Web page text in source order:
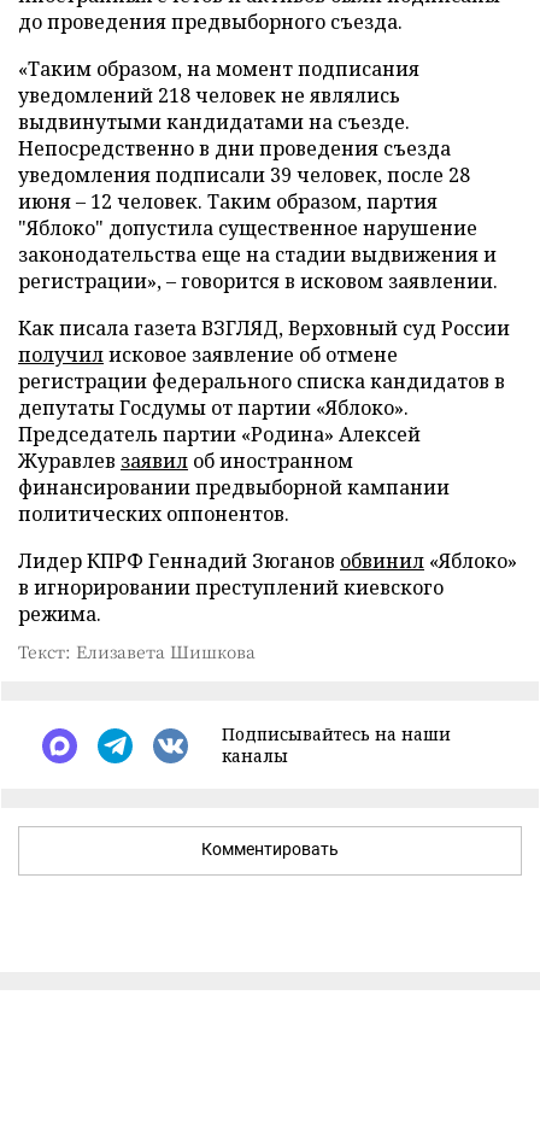
до проведения предвыборного съезда.
«Таким образом, на момент подписания
уведомлений 218 человек не являлись
выдвинутыми кандидатами на съезде.
Непосредственно в дни проведения съезда
уведомления подписали 39 человек, после 28
июня – 12 человек. Таким образом, партия
"Яблоко" допустила существенное нарушение
законодательства еще на стадии выдвижения и
регистрации», – говорится в исковом заявлении.
Как писала газета ВЗГЛЯД, Верховный суд России
получилисковое заявление об отмене
регистрации федерального списка кандидатов в
депутаты Госдумы от партии «Яблоко».
Председатель партии «Родина» Алексей
Журавлев заявил об иностранном
финансировании предвыборной кампании
политических оппонентов.
Лидер КПРФ Геннадий Зюганов обвинил «Яблоко»
в игнорировании преступлений киевского
режима.
Текст: Елизавета Шишкова
Подписывайтесь на наши
каналы
Комментировать